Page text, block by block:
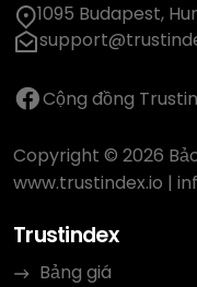
1095 Budapest,
Cộng đồng
Copyright © 2026
www.trustindex.io |
Trustindex
Bảng giá